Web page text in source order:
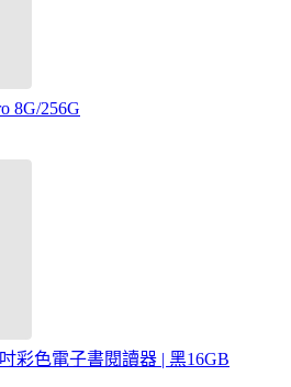
8G/256G
彩色電子書閱讀器 | 黑16GB